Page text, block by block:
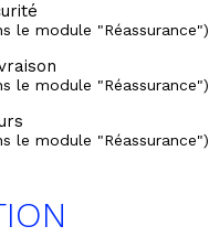
le module "Réassurance")
le module "Réassurance")
le module "Réassurance")